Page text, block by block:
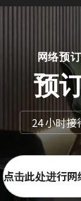
网络预订
预
24 小时接
点击此处进行网